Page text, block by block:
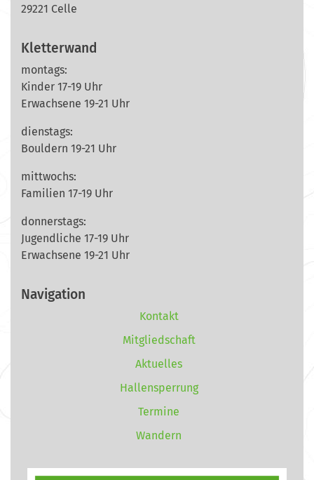
29221 Celle
Kletterwand
montags:
Kinder 17-19 Uhr
Erwachsene 19-21 Uhr
dienstags:
Bouldern 19-21 Uhr
mittwochs:
Familien 17-19 Uhr
donnerstags:
Jugendliche 17-19 Uhr
Erwachsene 19-21 Uhr
Navigation
Kontakt
Mitgliedschaft
Aktuelles
Hallensperrung
Termine
Wandern